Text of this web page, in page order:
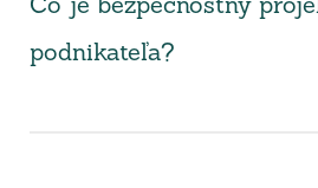
Čo je bezpečnostný
podnikateľa?